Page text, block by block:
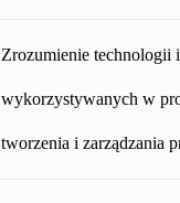
Zrozumienie technologii
wykorzystywanych w
tworzenia i zarządzania